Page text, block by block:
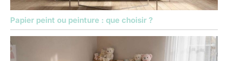
Papier peint ou peinture : que choisir ?